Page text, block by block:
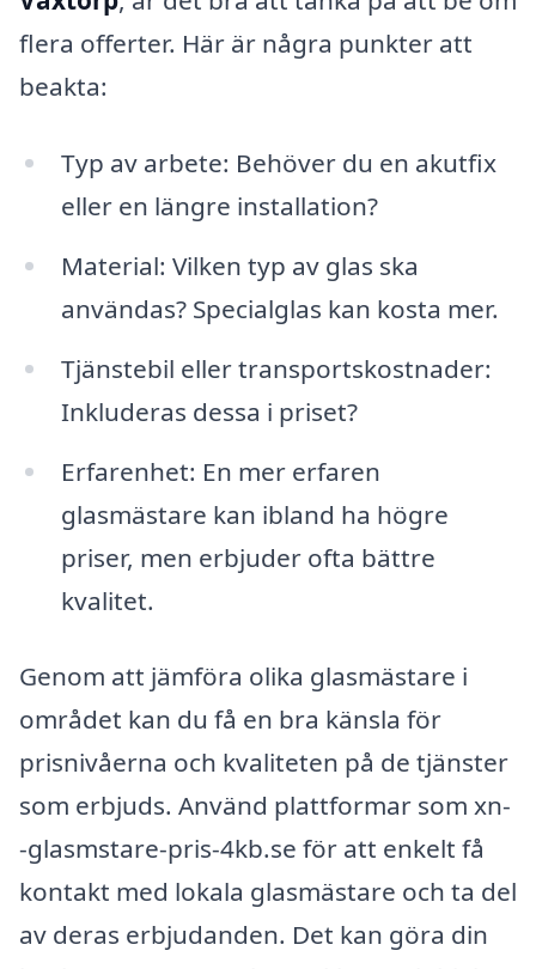
flera offerter. Här är några punkter att
beakta:
Typ av arbete: Behöver du en akutfix
eller en längre installation?
Material: Vilken typ av glas ska
användas? Specialglas kan kosta mer.
Tjänstebil eller transportskostnader:
Inkluderas dessa i priset?
Erfarenhet: En mer erfaren
glasmästare kan ibland ha högre
priser, men erbjuder ofta bättre
kvalitet.
Genom att jämföra olika glasmästare i
området kan du få en bra känsla för
prisnivåerna och kvaliteten på de tjänster
som erbjuds. Använd plattformar som xn-
-glasmstare-pris-4kb.se för att enkelt få
kontakt med lokala glasmästare och ta del
av deras erbjudanden. Det kan göra din